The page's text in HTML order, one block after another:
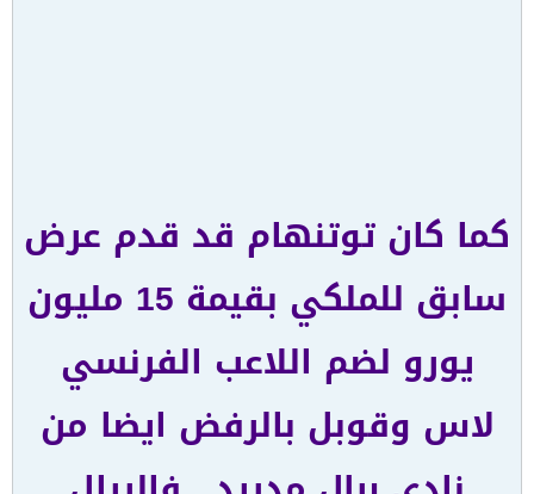
كما كان توتنهام قد قدم عرض
سابق للملكي بقيمة 15 مليون
يورو لضم اللاعب الفرنسي
لاس وقوبل بالرفض ايضا من